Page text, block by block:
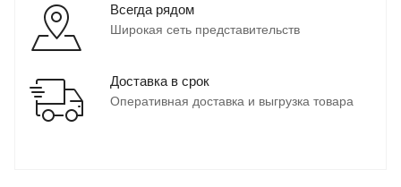
Всегда рядом
Широкая сеть представительств
Доставка в срок
Оперативная доставка и выгрузка товара